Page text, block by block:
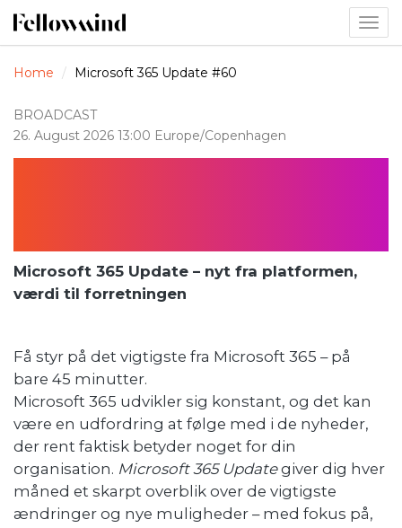
Home
Microsoft 365 Update #60
BROADCAST
26. August 2026 13:00 Europe/Copenhagen
Microsoft 365 Update – nyt fra platformen,
værdi til forretningen
Få styr på det vigtigste fra Microsoft 365 – på
bare 45 minutter.
Microsoft 365 udvikler sig konstant, og det kan
være en udfordring at følge med i de nyheder,
der rent faktisk betyder noget for din
organisation. Microsoft 365 Updategiver dig hver
måned et skarpt overblik over de vigtigste
ændringer og nye muligheder – med fokus på,